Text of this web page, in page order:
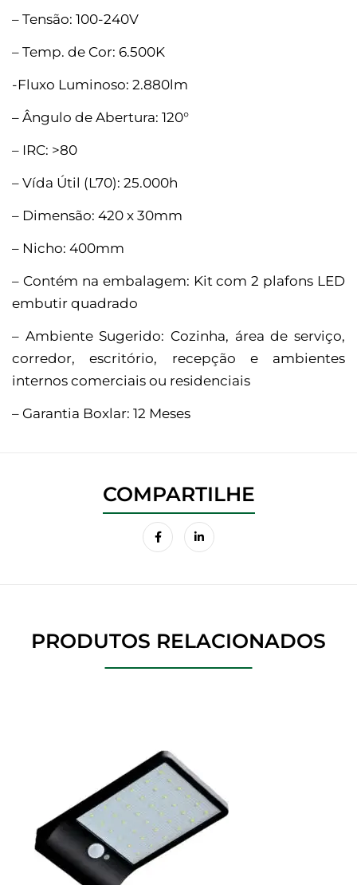
– Tensão: 100-240V
– Temp. de Cor: 6.500K
-Fluxo Luminoso: 2.880lm
– Ângulo de Abertura: 120°
– IRC: >80
– Vída Útil (L70): 25.000h
– Dimensão: 420 x 30mm
– Nicho: 400mm
– Contém na embalagem: Kit com 2 plafons LED
embutir quadrado
– Ambiente Sugerido: Cozinha, área de serviço,
corredor, escritório, recepção e ambientes
internos comerciais ou residenciais
– Garantia Boxlar: 12 Meses
PRODUTOS RELACIONADOS